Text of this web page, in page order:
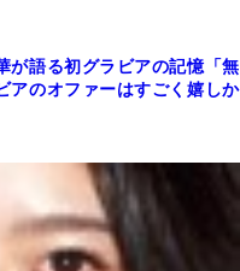
が語る初グラビアの記憶「無
アのオファーはすごく嬉しか